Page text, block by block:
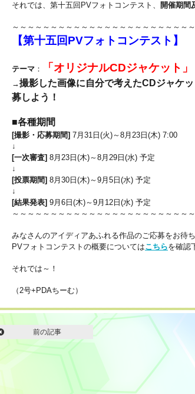
それでは、第十五回PVフォトコンテスト、 開催期間
～～～～～～～～～～～～～～～～～～～～～～～
【第十五回PVフォトコンテスト】
テーマ ： 「オリジナルCDジャケット」
→撮影した画像に自分で考えたCDジャケ
募しよう！
■各種期間
[撮影・応募期間] 7月31日(火)～8月23日(木) 7:00
↓
[一次審査] 8月23日(木)～8月29日(水) 予定
↓
[投票期間] 8月30日(木)～9月5日(水) 予定
↓
[結果発表] 9月6日(木)～9月12日(水) 予定
～～～～～～～～～～～～～～～～～～～～～～～
みなさんのアイディアあふれる作品のご応募をお待
PVフォトコンテストの概要についてはこちらを確認
それでは～！
（2号+PDAちーむ）
前の記事